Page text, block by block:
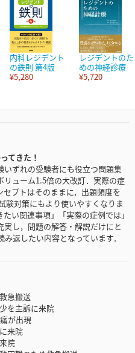
内科レジデント
の鉄則 第4版
¥5,280
レジデントのた
めの神経診療
¥5,720
てきた！
ずれの受験者にも役立つ問題集
ューム1.5倍の大改訂．実際の症
プトはそのままに，出題頻度を
験対策にもより使いやすくなりま
い関連事項」「実際の症例では」
実し，問題の解答・解説だけにと
返したい内容となっています．
急搬送
を主訴に来院
が出現
来院
院